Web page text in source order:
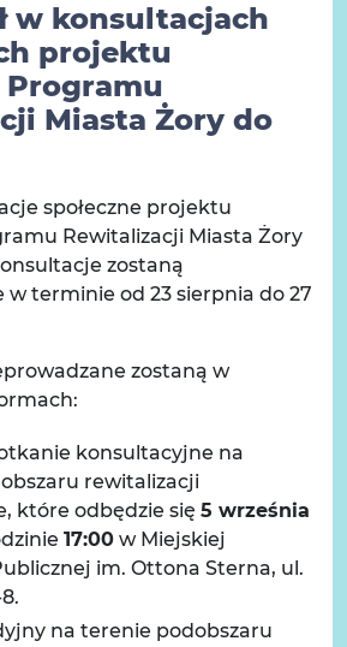
w konsultacjach
projektu
Miasta Żory do
społeczne projektu
Rewitalizacji Miasta Żory
zostaną
w terminie od 23 sierpnia do 27
zostaną w
konsultacyjne na
rewitalizacji
które odbędzie się 5 września
17:00w Miejskiej
im. Ottona Sterna, ul.
na terenie podobszaru